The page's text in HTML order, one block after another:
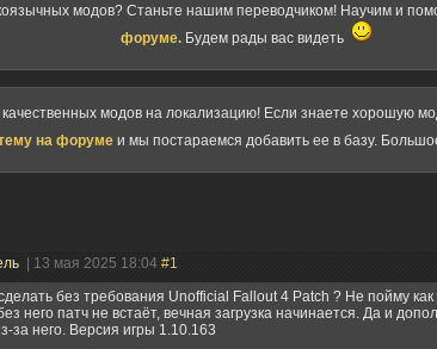
модов? Станьте нашим переводчиком! Научим и
форуме. Будем рады вас видеть
качественных модов на локализацию! Если знаете хорошую
на форуме и мы постараемся добавить ее в базу.
| 13 мая 2025 18:04 #1
без требования Unofficial Fallout 4 Patch ? Не пойму как
него патч не встаёт, вечная загрузка начинается. Да и
за него. Версия игры 1.10.163